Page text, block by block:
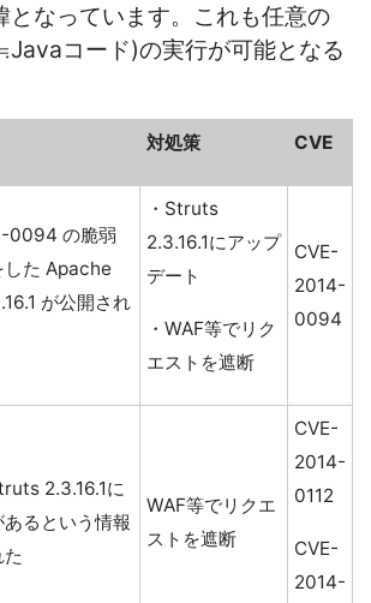
となっています。これも任意の
コード)の実行が可能となる
対処策 CVE
0094 の脆弱
した Apache
が公開され
・Struts
2.3.16.1にアップ
デート
・WAF等でリク
エストを遮断
CVE-
2014-
0094
2.3.16.1に
るという情報
WAF等でリクエ
ストを遮断
CVE-
2014-
0112
CVE-
2014-